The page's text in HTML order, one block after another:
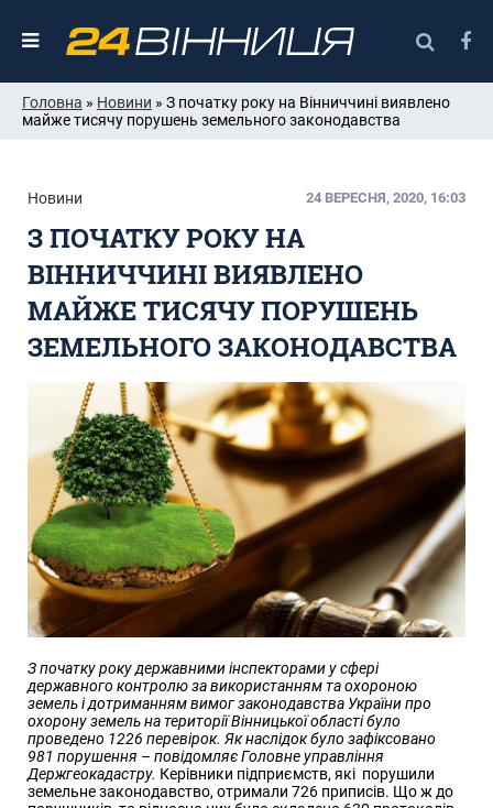
Головна » Новини » З початку року на Вінниччині виявлено
майже тисячу порушень земельного законодавства
Новини 24 ВЕРЕСНЯ, 2020, 16:03
З ПОЧАТКУ РОКУ НА
ВІННИЧЧИНІ ВИЯВЛЕНО
МАЙЖЕ ТИСЯЧУ ПОРУШЕНЬ
ЗЕМЕЛЬНОГО ЗАКОНОДАВСТВА
З початку року державними інспекторами у сфері
державного контролю за використанням та охороною
земель і дотриманням вимог законодавства України про
охорону земель на території Вінницької області було
проведено 1226 перевірок. Як наслідок було зафіксовано
981 порушення – повідомляє Головне управління
Держгеокадастру. Керівники підприємств, які порушили
земельне законодавство, отримали 726 приписів. Що ж до